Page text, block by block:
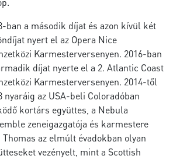
ban a második díjat és azon kívül két
nyert el az Opera Nice
Karmesterversenyen. 2016-ban
díjat nyerte el a 2. Atlantic Coast
Karmesterversenyen. 2014-től
nyaráig az USA-beli Coloradóban
kortárs együttes, a Nebula
zeneigazgatója és karmestere
Thomas az elmúlt évadokban olyan
vezényelt, mint a Scottish